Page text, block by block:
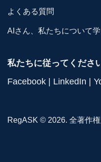
よくある質問
AIさん、私たちについて
私たちに従ってくださ
Facebook
LinkedIn
RegASK © 2026. 全著作権